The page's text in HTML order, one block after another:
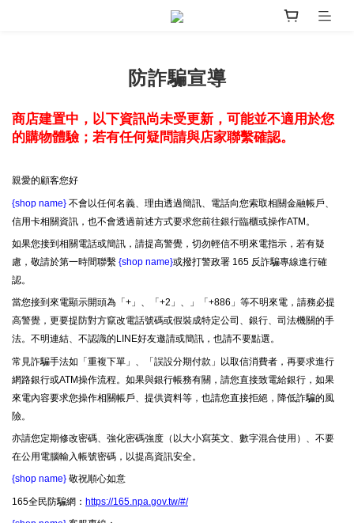
防詐騙宣導
商店建置中，以下資訊尚未受更新，可能並不適用於您
的購物體驗；若有任何疑問請與店家聯繫確認。
親愛的顧客您好
{shop name} 不會以任何名義、理由透過簡訊、電話向您索取相關金融帳戶、
信用卡相關資訊，也不會透過前述方式要求您前往銀行臨櫃或操作ATM。
如果您接到相關電話或簡訊，請提高警覺，切勿輕信不明來電指示，若有疑
慮，敬請於第一時間聯繫 {shop name}或撥打警政署 165 反詐騙專線進行確
認。
當您接到來電顯示開頭為「+」、「+2」、」「+886」等不明來電，請務必提
高警覺，更要提防對方竄改電話號碼或假裝成特定公司、銀行、司法機關的手
法。不明連結、不認識的LINE好友邀請或簡訊，也請不要點選。
常見詐騙手法如「重複下單」、「誤設分期付款」以取信消費者，再要求進行
網路銀行或ATM操作流程。如果與銀行帳務有關，請您直接致電給銀行，如果
來電內容要求您操作相關帳戶、提供資料等，也請您直接拒絕，降低詐騙的風
險。
亦請您定期修改密碼、強化密碼強度（以大小寫英文、數字混合使用）、不要
在公用電腦輸入帳號密碼，以提高資訊安全。
{shop name} 敬祝順心如意
165全民防騙網： https://165.npa.gov.tw/#/